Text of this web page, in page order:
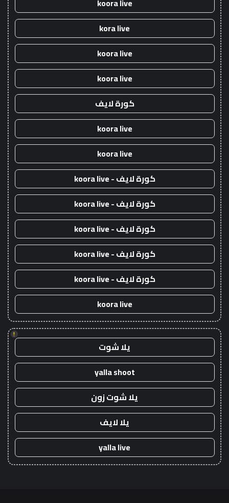
koora live
kora live
koora live
koora live
كورة لايف
koora live
koora live
كورة لايف - koora live
كورة لايف - koora live
كورة لايف - koora live
كورة لايف - koora live
كورة لايف - koora live
koora live
!
يلا شوت
yalla shoot
يلا شوت زون
يلا لايف
yalla live